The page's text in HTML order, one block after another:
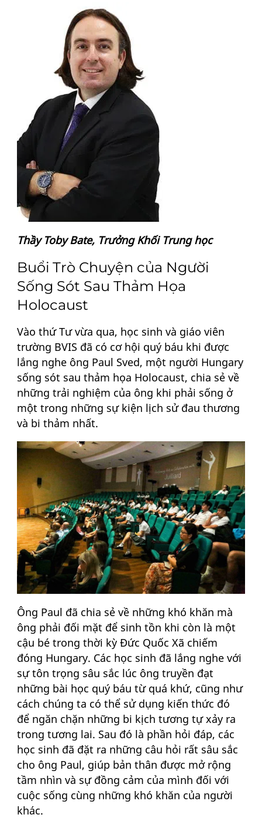
Thầy Toby Bate, Trưởng Khối Trung học
Buổi Trò Chuyện của Người
Sống Sót Sau Thảm Họa
Holocaust
Vào thứ Tư vừa qua, học sinh và giáo viên
trường BVIS đã có cơ hội quý báu khi được
lắng nghe ông Paul Sved, một người Hungary
sống sót sau thảm họa Holocaust, chia sẻ về
những trải nghiệm của ông khi phải sống ở
một trong những sự kiện lịch sử đau thương
và bi thảm nhất.
Ông Paul đã chia sẻ về những khó khăn mà
ông phải đối mặt để sinh tồn khi còn là một
cậu bé trong thời kỳ Đức Quốc Xã chiếm
đóng Hungary. Các học sinh đã lắng nghe với
sự tôn trọng sâu sắc lúc ông truyền đạt
những bài học quý báu từ quá khứ, cũng như
cách chúng ta có thể sử dụng kiến thức đó
để ngăn chặn những bi kịch tương tự xảy ra
trong tương lai. Sau đó là phần hỏi đáp, các
học sinh đã đặt ra những câu hỏi rất sâu sắc
cho ông Paul, giúp bản thân được mở rộng
tầm nhìn và sự đồng cảm của mình đối với
cuộc sống cùng những khó khăn của người
khác.